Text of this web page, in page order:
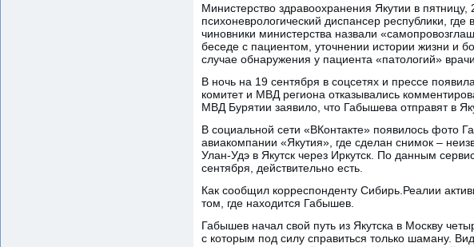
Министерство здравоохранения Якутии в
психоневрологический диспансер республики,
чиновники министерства назвали
беседе с пациентом, уточнении истории жизни и
случае обнаружения у пациента «патологий»
В ночь на 19 сентября в соцсетях и прессе
комитет и МВД региона отказывались
МВД Бурятии заявило, что Габышева отправят в
В социальной сети «ВКонтакте» появилось фото
авиакомпании «Якутия», где сделан снимок –
Улан-Удэ в Якутск через Иркутск. По данным
сентября, действительно есть.
Как сообщил корреспонденту Сибирь.Реалии
том, где находится Габышев.
Габышев начал свой путь из Якутска в Москву
с которым под силу справиться только шаману.